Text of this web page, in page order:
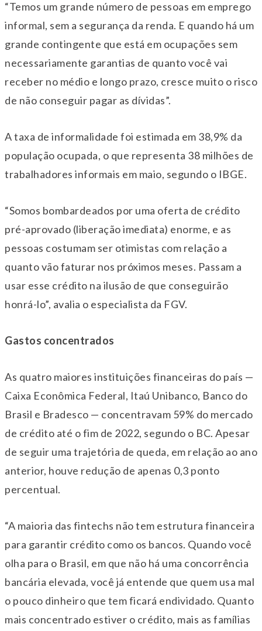
“Temos um grande número de pessoas em emprego
informal, sem a segurança da renda. E quando há um
grande contingente que está em ocupações sem
necessariamente garantias de quanto você vai
receber no médio e longo prazo, cresce muito o risco
de não conseguir pagar as dívidas”.
A taxa de informalidade foi estimada em 38,9% da
população ocupada, o que representa 38 milhões de
trabalhadores informais em maio, segundo o IBGE.
“Somos bombardeados por uma oferta de crédito
pré-aprovado (liberação imediata) enorme, e as
pessoas costumam ser otimistas com relação a
quanto vão faturar nos próximos meses. Passam a
usar esse crédito na ilusão de que conseguirão
honrá-lo”, avalia o especialista da FGV.
Gastos concentrados
As quatro maiores instituições financeiras do país —
Caixa Econômica Federal, Itaú Unibanco, Banco do
Brasil e Bradesco — concentravam 59% do mercado
de crédito até o fim de 2022, segundo o BC. Apesar
de seguir uma trajetória de queda, em relação ao ano
anterior, houve redução de apenas 0,3 ponto
percentual.
“A maioria das fintechs não tem estrutura financeira
para garantir crédito como os bancos. Quando você
olha para o Brasil, em que não há uma concorrência
bancária elevada, você já entende que quem usa mal
o pouco dinheiro que tem ficará endividado. Quanto
mais concentrado estiver o crédito, mais as famílias